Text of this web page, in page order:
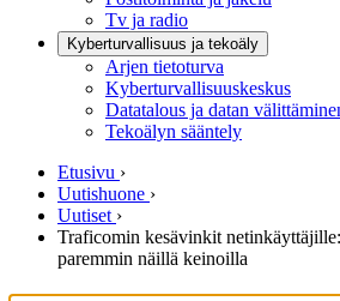
Tv ja radio
Kyberturvallisuus ja tekoäly
Arjen tietoturva
Kyberturvallisuuskeskus
Datatalous ja datan
Tekoälyn sääntely
Etusivu ›
Uutishuone ›
Uutiset ›
Traficomin kesävinkit
paremmin näillä keinoilla